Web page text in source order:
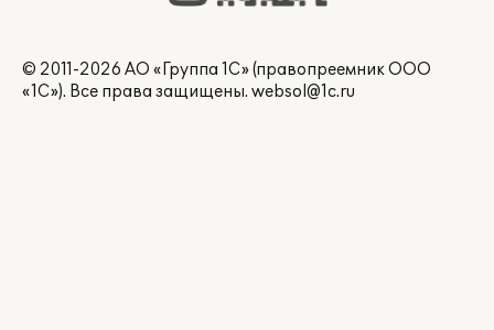
© 2011-2026 АО «Группа 1С» (правопреемник ООО
«1С»). Все права защищены. websol@1c.ru